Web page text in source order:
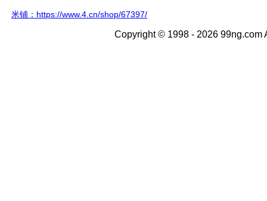
米铺：https://www.4.cn/shop/67397/
Copyright © 1998 - 2026 99ng.com